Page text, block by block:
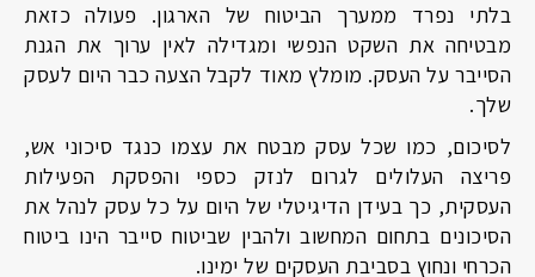
בלתי נפרד ממערך הביטוח של הארגון. פעולה כזאת
מבטיחה את השקט הנפשי ומגדילה לאין ערוך את הגנת
הסייבר על העסק. מומלץ מאוד לקבל הצעה כבר היום לעסק
שלך.
לסיכום, כמו שכל עסק מבטח את עצמו כנגד סיכוני אש,
פריצה העלולים לגרום לנזק כספי והפסקת הפעילות
העסקית, כך בעידן הדיגיטלי של היום על כל עסק לנהל את
הסיכונים בתחום המחשוב ולהבין שביטוח סייבר הינו ביטוח
הכרחי ונחוץ בסביבת העסקים של ימינו.